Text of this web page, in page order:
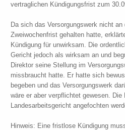
vertraglichen Kündigungsfrist zum
Da sich das Versorgungswerk nicht
Zweiwochenfrist gehalten hatte,
Kündigung für unwirksam. Die
Gericht jedoch als wirksam an und
Direktor seine Stellung im
missbraucht hatte. Er hatte sich
begeben und das Versorgungswerk
wäre er aber verpflichtet gewesen.
Landesarbeitsgericht angefochten
Hinweis: Eine fristlose Kündigung